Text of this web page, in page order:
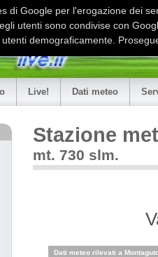
Live! Dati meteo
Stazione
mt. 730 slm.
Dati meteo rilevati a
di Google per l'erogazione dei
utenti sono condivise con
demograficamente.